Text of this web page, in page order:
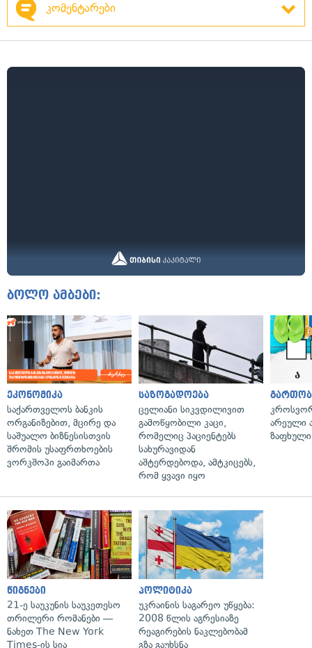
კომენტარები
ბოლო ამბები:
ეკონომიკა
საქართველოს ბანკის
ორგანიზებით, მცირე და
საშუალო ბიზნესისთვის
შრომის უსაფრთხოების
ვორკშოპი გაიმართა
საზოგადოება
ცელიანი სიკვდილივით
გამოწყობილი კაცი,
რომელიც პაციენტებს
სახურავიდან
აშტერდებოდა, ამტკიცებს,
რომ ყვავი იყო
არეული
წიგნები
21-ე საუკუნის საუკეთესო
თრილერი რომანები —
ნახეთ The New York
Times-ის სია
პოლიტიკა
უკრაინის საგარეო უწყება:
2008 წლის აგრესიაზე
რეაგირების ნაკლებობამ
გზა გაუხსნა